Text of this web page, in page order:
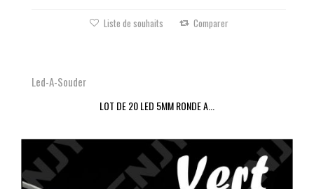
Liste de souhaits Comparer
Led-A-Souder
LOT DE 20 LED 5MM RONDE A...